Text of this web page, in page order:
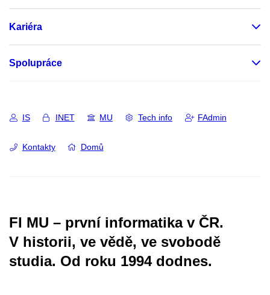
Kariéra
Spolupráce
IS INET MU Tech info FAdmin
Kontakty Domů
FI MU – první informatika v ČR.
V historii, ve vědě, ve svobodě
studia. Od roku 1994 dodnes.